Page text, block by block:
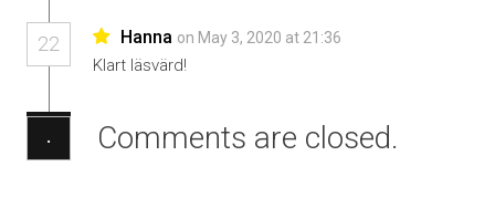
22 Hanna on May 3, 2020 at 21:36
Klart läsvärd!
· Comments are closed.